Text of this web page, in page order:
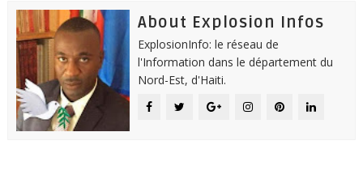
About Explosion Infos
ExplosionInfo: le réseau de
l'Information dans le département du
Nord-Est, d'Haiti.